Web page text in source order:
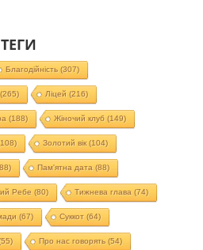
ТЕГИ
Благодійність(307)
(265) Ліцей (216)
(188) Жіночий клуб (149)
Золотий вік(104)
Пам'ятна дата (88)
Ребе (80) Тижнева глава (74)
(67) Суккот (64)
Про нас говорять(54)